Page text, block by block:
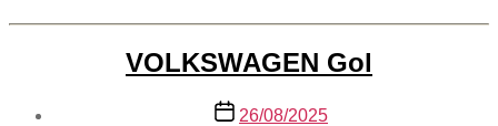
VOLKSWAGEN Gol
Data26/08/2025